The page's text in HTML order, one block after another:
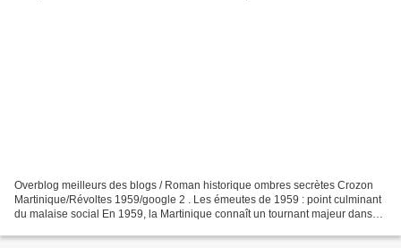
Overblog meilleurs des blogs / Roman historique ombres secrètes Crozon
Martinique/Révoltes 1959/google 2 . Les émeutes de 1959 : point culminant
du malaise social En 1959, la Martinique connaît un tournant majeur dans